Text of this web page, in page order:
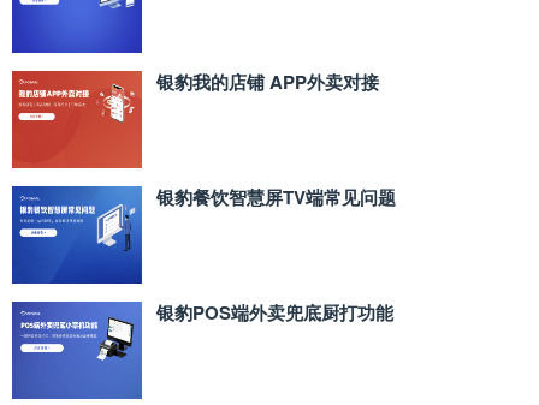
银豹我的店铺 APP外卖对接
银豹餐饮智慧屏TV端常见问题
银豹POS端外卖兜底厨打功能